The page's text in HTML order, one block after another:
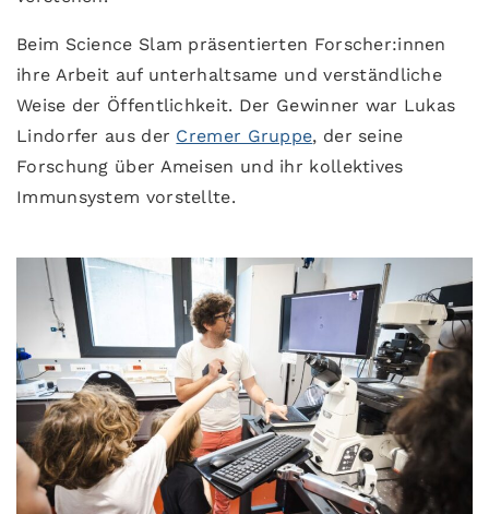
Beim Science Slam präsentierten Forscher:innen
ihre Arbeit auf unterhaltsame und verständliche
Weise der Öffentlichkeit. Der Gewinner war Lukas
Lindorfer aus der Cremer Gruppe, der seine
Forschung über Ameisen und ihr kollektives
Immunsystem vorstellte.